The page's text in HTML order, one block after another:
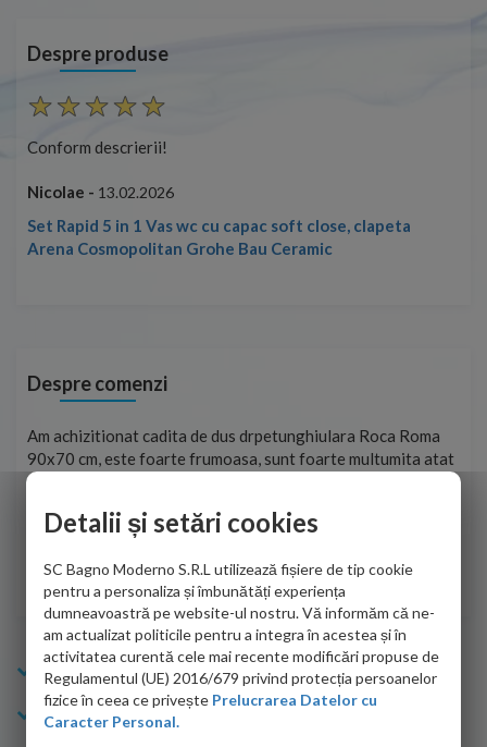
Despre produse
close, clapeta
Conform descrierii!
Nicolae -
Despre comenzi
cadita de dus drpetunghiulara Roca Roma
foarte frumoasa, sunt foarte multumita atat
dvs. cu care am colaborat in obtinerea
siguranta.Numai bine, va doresc!
28.07.2026
Foarte prompți, am
pe site și le-am
aceasta a ajuns
Info Bagno
Cumparaturi
Detalii și setări cookies
SC Bagno Moderno S.R.L utilizează fișiere de tip cookie
pentru a personaliza și îmbunătăți experiența
dumneavoastră pe website-ul nostru. Vă informăm că ne-
am actualizat politicile pentru a integra în acestea și în
activitatea curentă cele mai recente modificări propuse de
Regulamentul (UE) 2016/679 privind protecția persoanelor
fizice în ceea ce privește Prelucrarea Datelor cu
Caracter Personal.